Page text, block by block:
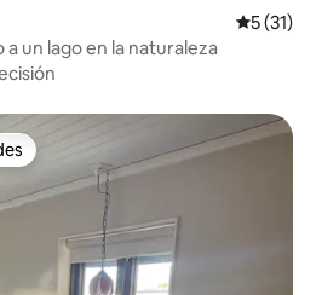
5 (31)
un lago en la naturaleza